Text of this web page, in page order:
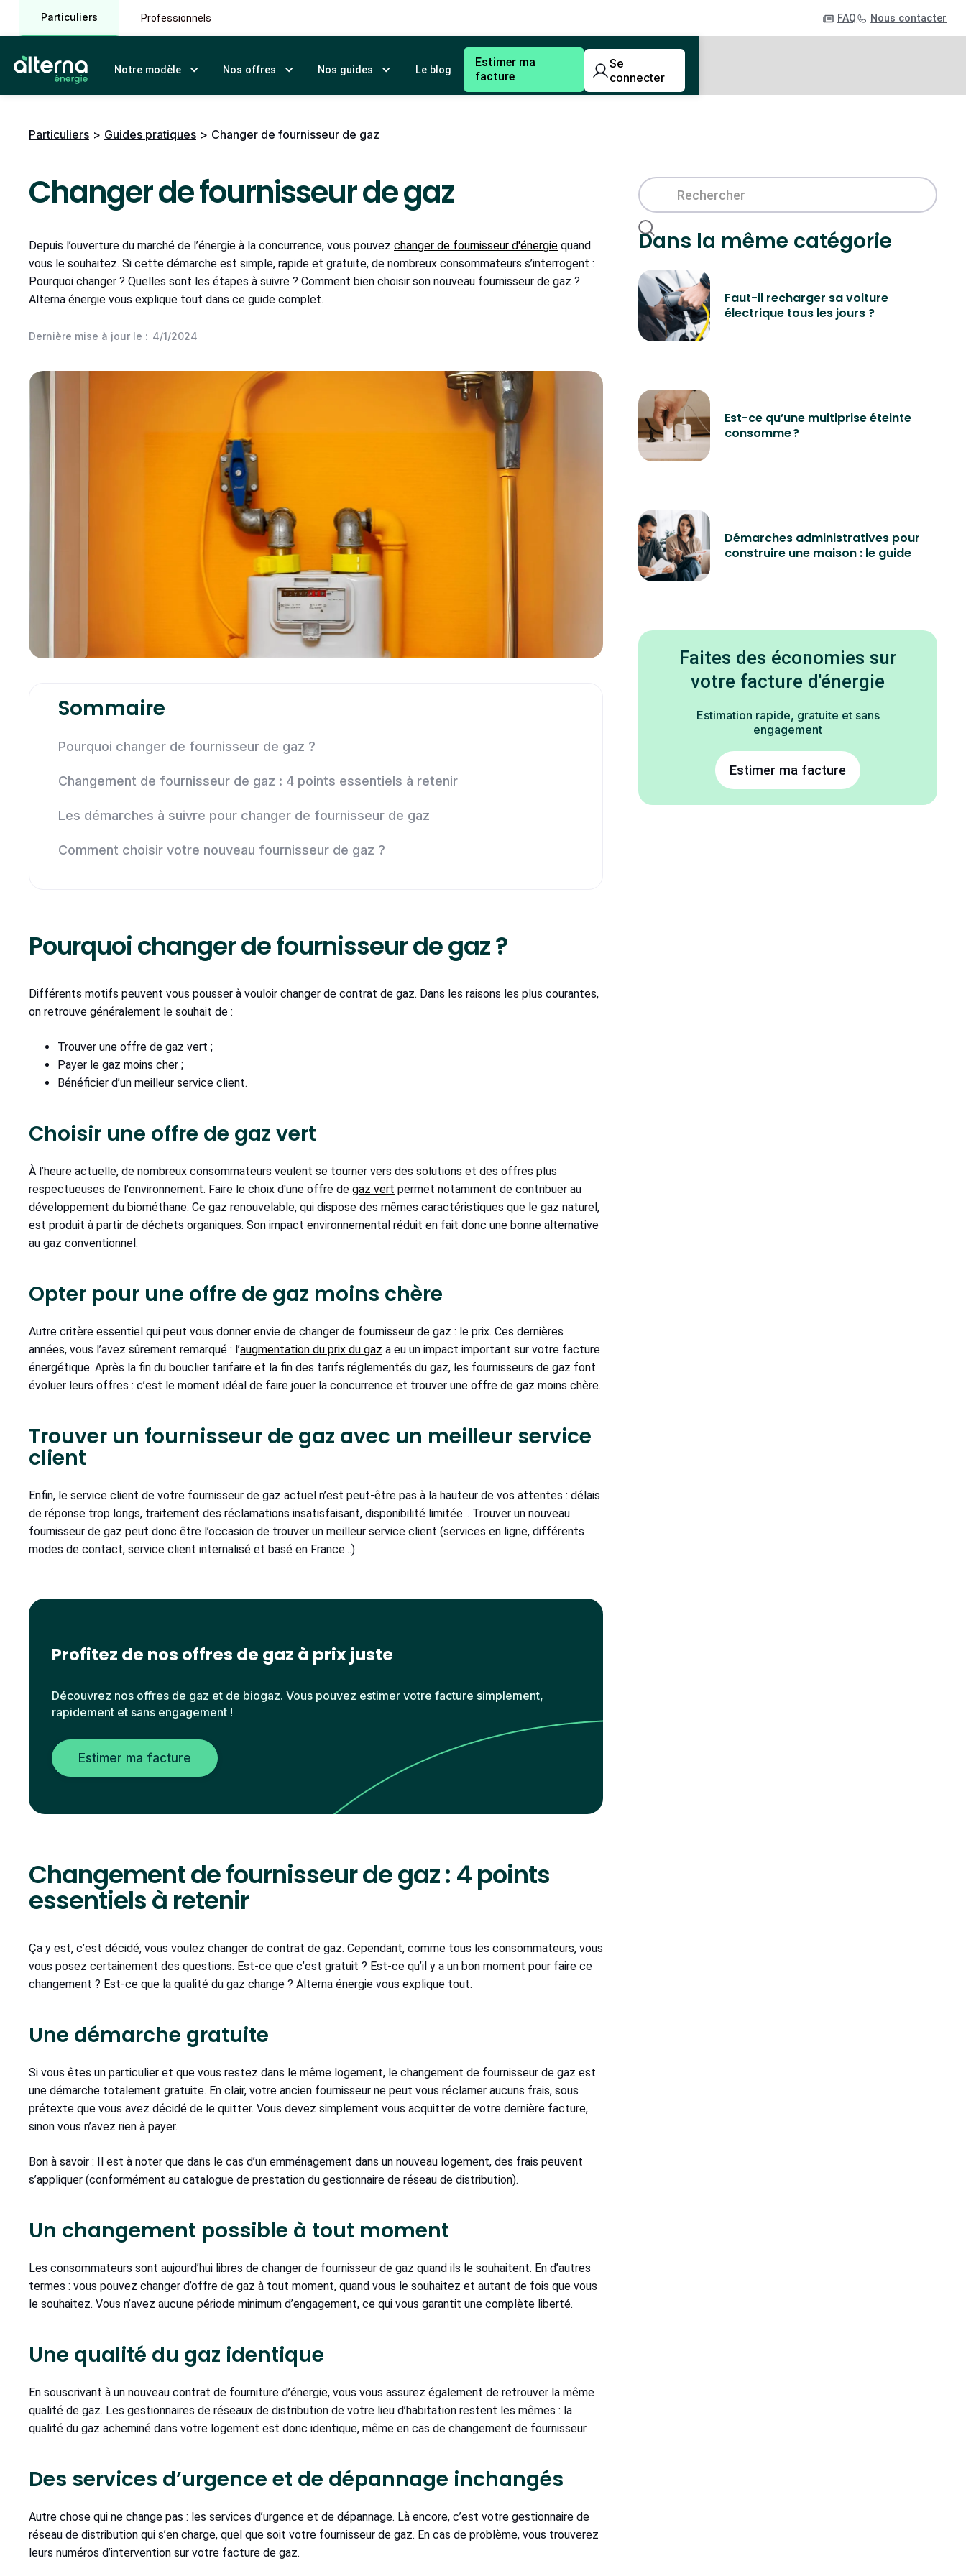
Particuliers Professionnels FAQ Nous contacter
Notre modèle Nos offres Nos guides Le blog
Estimer ma
facture
Se
connecter
Particuliers > Guides pratiques > Changer de fournisseur de gaz
Changer de fournisseur de gaz
Depuis l’ouverture du marché de l’énergie à la concurrence, vous pouvez changer de fournisseur d'énergie quand
vous le souhaitez. Si cette démarche est simple, rapide et gratuite, de nombreux consommateurs s’interrogent :
Pourquoi changer ? Quelles sont les étapes à suivre ? Comment bien choisir son nouveau fournisseur de gaz ?
Alterna énergie vous explique tout dans ce guide complet.
Dernière mise à jour le : 4/1/2024
Sommaire
Pourquoi changer de fournisseur de gaz ?
Changement de fournisseur de gaz : 4 points essentiels à retenir
Les démarches à suivre pour changer de fournisseur de gaz
Comment choisir votre nouveau fournisseur de gaz ?
Pourquoi changer de fournisseur de gaz ?
Différents motifs peuvent vous pousser à vouloir changer de contrat de gaz. Dans les raisons les plus courantes,
on retrouve généralement le souhait de :
Trouver une offre de gaz vert ;
Payer le gaz moins cher ;
Bénéficier d’un meilleur service client.
Choisir une offre de gaz vert
À l’heure actuelle, de nombreux consommateurs veulent se tourner vers des solutions et des offres plus
respectueuses de l’environnement. Faire le choix d'une offre de gaz vert permet notamment de contribuer au
développement du biométhane. Ce gaz renouvelable, qui dispose des mêmes caractéristiques que le gaz naturel,
est produit à partir de déchets organiques. Son impact environnemental réduit en fait donc une bonne alternative
au gaz conventionnel.
Opter pour une offre de gaz moins chère
Autre critère essentiel qui peut vous donner envie de changer de fournisseur de gaz : le prix. Ces dernières
années, vous l’avez sûrement remarqué : l’augmentation du prix du gaz a eu un impact important sur votre facture
énergétique. Après la fin du bouclier tarifaire et la fin des tarifs réglementés du gaz, les fournisseurs de gaz font
évoluer leurs offres : c’est le moment idéal de faire jouer la concurrence et trouver une offre de gaz moins chère.
Trouver un fournisseur de gaz avec un meilleur service
client
Enfin, le service client de votre fournisseur de gaz actuel n’est peut-être pas à la hauteur de vos attentes : délais
de réponse trop longs, traitement des réclamations insatisfaisant, disponibilité limitée... Trouver un nouveau
fournisseur de gaz peut donc être l’occasion de trouver un meilleur service client (services en ligne, différents
modes de contact, service client internalisé et basé en France...).
Profitez de nos offres de gaz à prix juste
Découvrez nos offres de gaz et de biogaz. Vous pouvez estimer votre facture simplement,
rapidement et sans engagement !
Estimer ma facture
Changement de fournisseur de gaz : 4 points
essentiels à retenir
Ça y est, c’est décidé, vous voulez changer de contrat de gaz. Cependant, comme tous les consommateurs, vous
vous posez certainement des questions. Est-ce que c’est gratuit ? Est-ce qu’il y a un bon moment pour faire ce
changement ? Est-ce que la qualité du gaz change ? Alterna énergie vous explique tout.
Une démarche gratuite
Si vous êtes un particulier et que vous restez dans le même logement, le changement de fournisseur de gaz est
une démarche totalement gratuite. En clair, votre ancien fournisseur ne peut vous réclamer aucuns frais, sous
prétexte que vous avez décidé de le quitter. Vous devez simplement vous acquitter de votre dernière facture,
sinon vous n’avez rien à payer.
Bon à savoir : Il est à noter que dans le cas d’un emménagement dans un nouveau logement, des frais peuvent
s’appliquer (conformément au catalogue de prestation du gestionnaire de réseau de distribution).
Un changement possible à tout moment
Les consommateurs sont aujourd’hui libres de changer de fournisseur de gaz quand ils le souhaitent. En d’autres
termes : vous pouvez changer d’offre de gaz à tout moment, quand vous le souhaitez et autant de fois que vous
le souhaitez. Vous n’avez aucune période minimum d’engagement, ce qui vous garantit une complète liberté.
Une qualité du gaz identique
En souscrivant à un nouveau contrat de fourniture d’énergie, vous vous assurez également de retrouver la même
qualité de gaz. Les gestionnaires de réseaux de distribution de votre lieu d’habitation restent les mêmes : la
qualité du gaz acheminé dans votre logement est donc identique, même en cas de changement de fournisseur.
Des services d’urgence et de dépannage inchangés
Autre chose qui ne change pas : les services d’urgence et de dépannage. Là encore, c’est votre gestionnaire de
réseau de distribution qui s’en charge, quel que soit votre fournisseur de gaz. En cas de problème, vous trouverez
leurs numéros d’intervention sur votre facture de gaz.
Dans la même catégorie
Faut-il recharger sa voiture
électrique tous les jours ?
Est-ce qu’une multiprise éteinte
consomme ?
Démarches administratives pour
construire une maison : le guide
Faites des économies sur
votre facture d'énergie
Estimation rapide, gratuite et sans
engagement
Estimer ma facture